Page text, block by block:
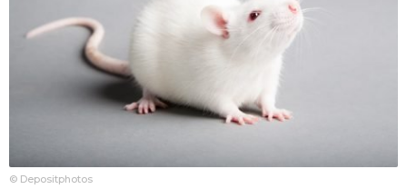
© Depositphotos